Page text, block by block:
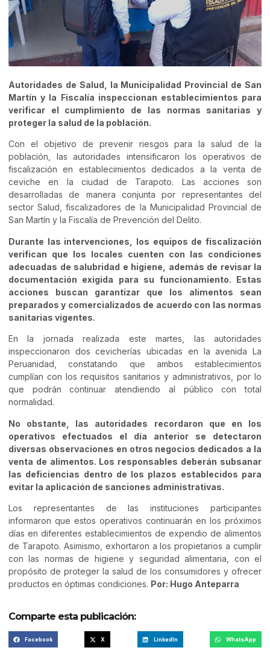
Autoridades de Salud, la Municipalidad Provincial de San
Martín y la Fiscalía inspeccionan establecimientos para
verificar el cumplimiento de las normas sanitarias y
proteger la salud de la población.
Con el objetivo de prevenir riesgos para la salud de la
población, las autoridades intensificaron los operativos de
fiscalización en establecimientos dedicados a la venta de
ceviche en la ciudad de Tarapoto. Las acciones son
desarrolladas de manera conjunta por representantes del
sector Salud, fiscalizadores de la Municipalidad Provincial de
San Martín y la Fiscalía de Prevención del Delito.
Durante las intervenciones, los equipos de fiscalización
verifican que los locales cuenten con las condiciones
adecuadas de salubridad e higiene, además de revisar la
documentación exigida para su funcionamiento. Estas
acciones buscan garantizar que los alimentos sean
preparados y comercializados de acuerdo con las normas
sanitarias vigentes.
En la jornada realizada este martes, las autoridades
inspeccionaron dos cevicherías ubicadas en la avenida La
Peruanidad, constatando que ambos establecimientos
cumplían con los requisitos sanitarios y administrativos, por lo
que podrán continuar atendiendo al público con total
normalidad.
No obstante, las autoridades recordaron que en los
operativos efectuados el día anterior se detectaron
diversas observaciones en otros negocios dedicados a la
venta de alimentos. Los responsables deberán subsanar
las deficiencias dentro de los plazos establecidos para
evitar la aplicación de sanciones administrativas.
Los representantes de las instituciones participantes
informaron que estos operativos continuarán en los próximos
días en diferentes establecimientos de expendio de alimentos
de Tarapoto. Asimismo, exhortaron a los propietarios a cumplir
con las normas de higiene y seguridad alimentaria, con el
propósito de proteger la salud de los consumidores y ofrecer
productos en óptimas condiciones. Por: Hugo Anteparra
Comparte esta publicación:
Facebook X LinkedIn WhatsApp